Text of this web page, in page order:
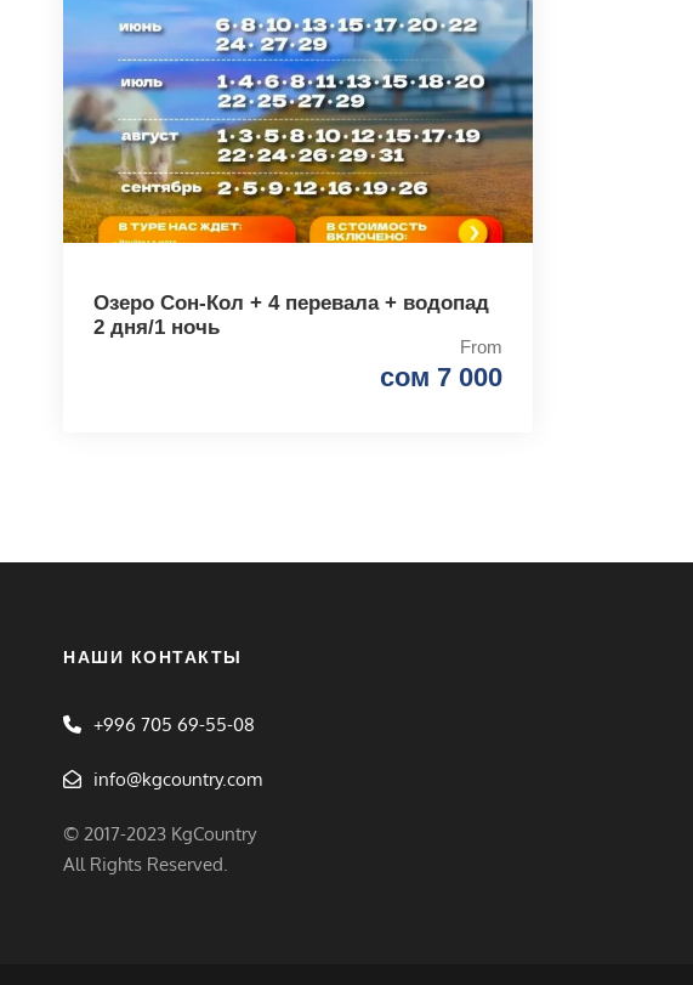
Озеро Сон-Кол + 4 перевала + водопад
2 дня/1 ночь
From
сом 7 000
НАШИ КОНТАКТЫ
+996 705 69-55-08
info@kgcountry.com
© 2017-2023 KgCountry
All Rights Reserved.